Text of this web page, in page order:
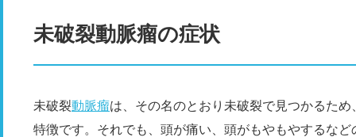
未破裂動脈瘤の症状
未破裂動脈瘤は、その名のとおり未破裂で見つかるた
特徴です。それでも、頭が痛い、頭がもやもやするな